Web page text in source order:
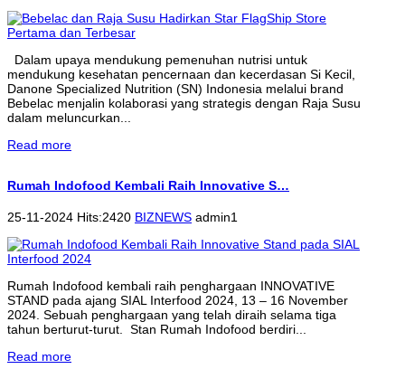
Dalam upaya mendukung pemenuhan nutrisi untuk
mendukung kesehatan pencernaan dan kecerdasan Si Kecil,
Danone Specialized Nutrition (SN) Indonesia melalui brand
Bebelac menjalin kolaborasi yang strategis dengan Raja Susu
dalam meluncurkan...
Read more
Rumah Indofood Kembali Raih Innovative S…
25-11-2024 Hits:2420 BIZNEWS admin1
Rumah Indofood kembali raih penghargaan INNOVATIVE
STAND pada ajang SIAL Interfood 2024, 13 – 16 November
2024. Sebuah penghargaan yang telah diraih selama tiga
tahun berturut-turut. Stan Rumah Indofood berdiri...
Read more